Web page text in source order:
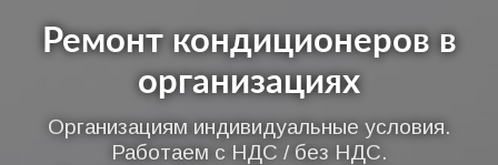
Ремонт кондиционеров в
организациях
Организациям индивидуальные условия.
Работаем с НДС / без НДС.